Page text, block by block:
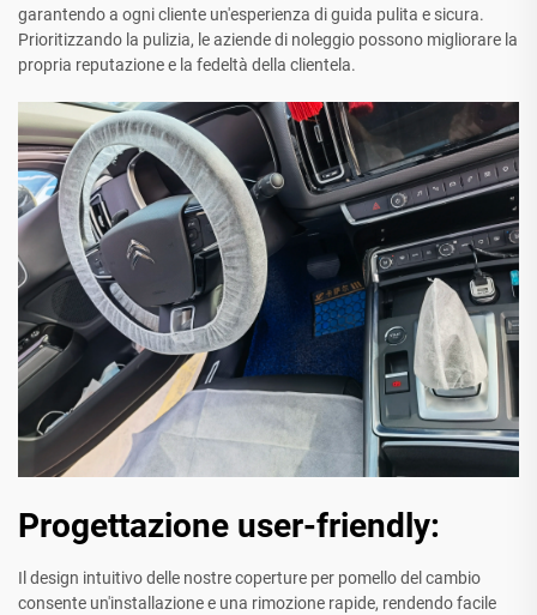
garantendo a ogni cliente un'esperienza di guida pulita e sicura.
Prioritizzando la pulizia, le aziende di noleggio possono migliorare la
propria reputazione e la fedeltà della clientela.
Progettazione user-friendly:
Il design intuitivo delle nostre coperture per pomello del cambio
consente un'installazione e una rimozione rapide, rendendo facile